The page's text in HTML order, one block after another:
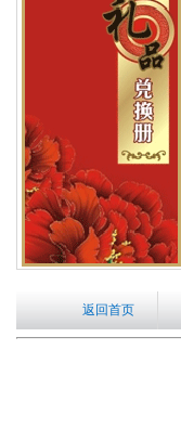
返回首页